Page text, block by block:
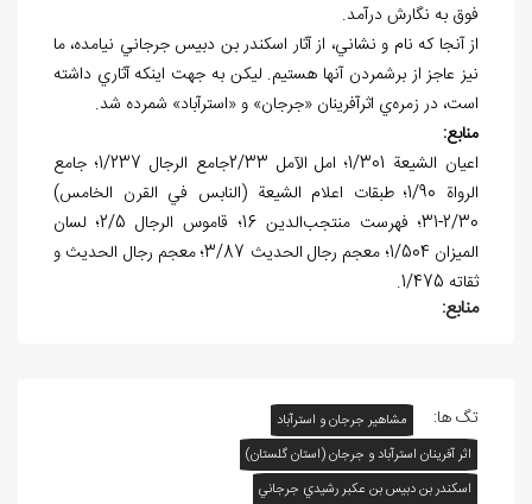
فوق به نگارش درآمد.
از آنجا که نام و نشاني، از آثار اسکندر بن دبيس جرجاني نيامده، ما
نيز عاجز از برشمردن آنها هستيم. ليکن به جهت اينکه آثاري داشته
است، در زمره‌ي اثرآفرينان «جرجان» و «استرآباد» شمرده شد.
منابع:
اعيان الشيعة 1/301؛ امل الآمل 2/33جامع الرجال 1/237؛ جامع
الرواة 1/90؛ طبقات اعلام الشيعة (النابس في القرن الخامس)
2/30-31؛ فهرست منتجب‌الدين 16؛ قاموس الرجال 2/5؛ لسان
الميزان 1/504؛ معجم رجال الحديث 3/87؛ معجم رجال الحديث و
ثقاته 1/475.
منابع:
تگ ها:
مشاهیر جرجان و استرآباد
اثر آفرينان استرآباد و جرجان (استان گلستان)
اسکندر بن دبيس بن عکبر رشيدي جرجاني